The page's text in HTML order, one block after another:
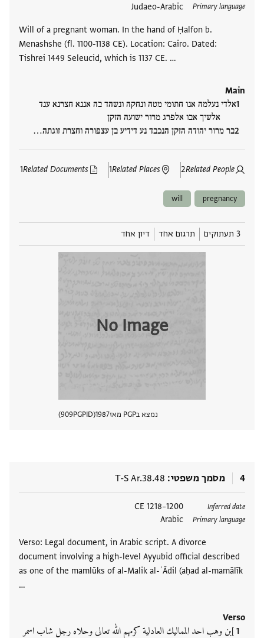
Primary language
Judaeo-Arabic
Will of a pregnant woman. In the hand of Ḥalfon b.
Menashshe (fl. 1100-1138 CE). Location: Cairo. Dated:
Tishrei 1449 Seleucid, which is 1137 CE. …
Main
אלדי נעלמה אנו חתומי מטה ונחקה ונשהד בה אננא חצרנא ענד
אלשיך אבו אלפרג מרור ישועה הזקן
בר מרור יהודה הזקן הנכבד נע דידיע בן עצפורה וחצרת זוגתה‮…
Related People
2
Related Places
1
Related Documents
1
pregnancy
will
3 תעתוקים תרגום אחד דיון אחד
No Image
נמצא בPGP מאז 1987
PGPID
909
4 מסמך משפטי T-S Ar.38.48
Inferred date
1200–1218 CE
Primary language
Arabic
Verso: Legal document, in Arabic script. A divorce
document involving a high-level Ayyubid official described
as one of the mamlūks of al-Malik al-ʿĀdil (aḥad al-mamālīk
…
Verso
]بن وهب احد المماليك العادلية كرمهم الله تعالى وحلاه رجل شاب اسمر
תגים